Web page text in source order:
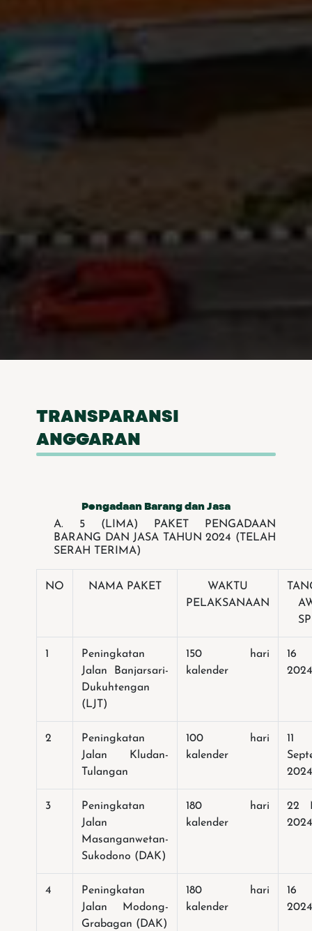
TRANSPARANSI
ANGGARAN
Pengadaan Barang dan Jasa
A. 5 (LIMA) PAKET PENGADAAN
BARANG DAN JASA TAHUN 2024 (TELAH
SERAH TERIMA)
NO NAMA PAKET
WAKTU
PELAKSANAAN
1
Peningkatan
Jalan Banjarsari-
Dukuhtengan
(LJT)
150 hari
kalender
16
2
Peningkatan
Jalan Kludan-
Tulangan
100 hari
kalender
11
3
Peningkatan
Jalan
Masanganwetan-
Sukodono (DAK)
180 hari
kalender
22
4
Peningkatan
Jalan Modong-
Grabagan (DAK)
180 hari
kalender
16